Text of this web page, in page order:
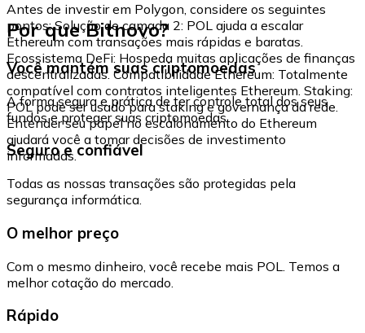
Antes de investir em Polygon, considere os seguintes
pontos: Solução de camada 2: POL ajuda a escalar
Ethereum com transações mais rápidas e baratas.
Ecossistema DeFi: Hospeda muitas aplicações de finanças
descentralizadas. Compatibilidade Ethereum: Totalmente
compatível com contratos inteligentes Ethereum. Staking:
POL pode ser usado para staking e governança da rede.
Entender seu papel no escalonamento do Ethereum
ajudará você a tomar decisões de investimento
informadas.
Por que Bitnovo?
Você mantém suas criptomoedas
A forma segura e prática de ter controle total dos seus
fundos e proteger suas criptomoedas.
Seguro e confiável
Todas as nossas transações são protegidas pela
segurança informática.
O melhor preço
Com o mesmo dinheiro, você recebe mais POL. Temos a
melhor cotação do mercado.
Rápido